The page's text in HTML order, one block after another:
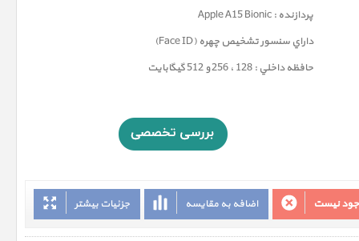
پردازنده : Apple A15 Bionic
داراي سنسور تشخيص چهره (Face ID)
حافظه داخلي : 128 ، 256 و 512 گيگابايت
جزئیات بیشتر اضافه به مقایسه نیست